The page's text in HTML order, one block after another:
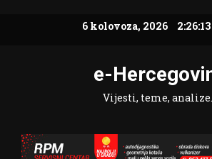
6 kolovoza, 2026
e-
Vijesti, teme,